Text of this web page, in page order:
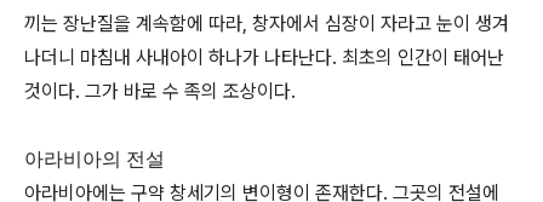
끼는 장난질을 계속함에 따라, 창자에서 심장이 자라고 눈이 생겨
나더니 마침내 사내아이 하나가 나타난다. 최초의 인간이 태어난
것이다. 그가 바로 수 족의 조상이다.
아라비아의 전설
아라비아에는 구약 창세기의 변이형이 존재한다. 그곳의 전설에